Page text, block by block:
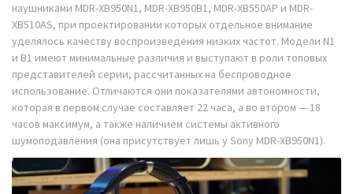
наушниками MDR-XB950N1, MDR-XB950B1, MDR-XB550AP и MDR-
XB510AS, при проектировании которых отдельное внимание
уделялось качеству воспроизведения низких частот. Модели N1
и B1 имеют минимальные различия и выступают в роли топовых
представителей серии, рассчитанных на беспроводное
использование. Отличаются они показателями автономности,
которая в первом случае составляет 22 часа, а во втором — 18
часов максимум, а также наличием системы активного
шумоподавления (она присутствует лишь у Sony MDR-XB950N1).